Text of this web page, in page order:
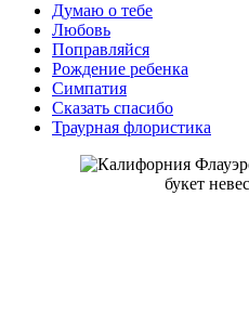
Думаю о тебе
Любовь
Поправляйся
Рождение ребенка
Симпатия
Сказать спасибо
Траурная флористика